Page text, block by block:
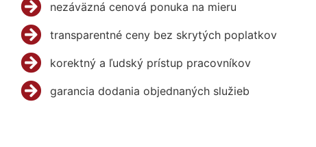
nezáväzná cenová ponuka na mieru
transparentné ceny bez skrytých poplatkov
korektný a ľudský prístup pracovníkov
garancia dodania objednaných služieb